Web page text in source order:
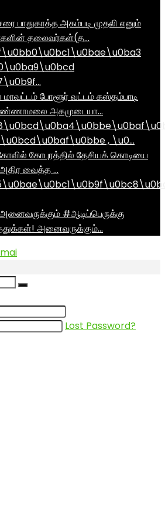
பாதுகாத்த அகம்படி முதலி எனும்
தலைவர்கள்(த…
போளூர் வட்டம் கஸ்தம்பாடி
அகமுடையா…
, \u0…
கோபுரத்தில் தேசியக் கொடியை
அதிர வைத்த …
#ஆடிப்பெருக்கு
அனைவருக்கும்…
Lost Password?